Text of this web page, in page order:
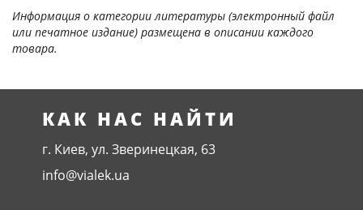
Информация о категории литературы (электронный файл
или печатное издание) размещена в описании каждого
товара.
КАК НАС НАЙТИ
г. Киев, ул. Зверинецкая, 63
info@vialek.ua